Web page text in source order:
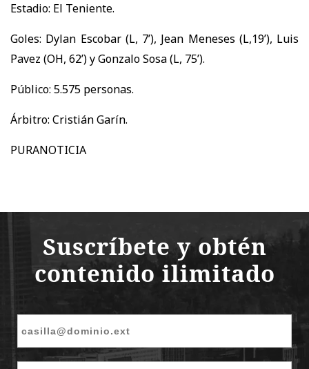
Estadio: El Teniente.
Goles: Dylan Escobar (L, 7’), Jean Meneses (L,19’), Luis
Pavez (OH, 62’) y Gonzalo Sosa (L, 75’).
Público: 5.575 personas.
Árbitro: Cristián Garín.
PURANOTICIA